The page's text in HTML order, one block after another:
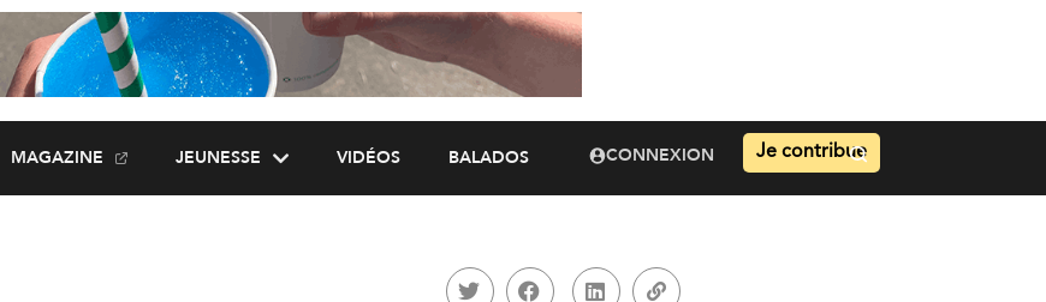
MAGAZINE JEUNESSE VIDÉOS BALADOS CONNEXION Je contribue